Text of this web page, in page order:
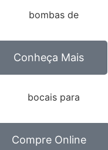
Conheça Mais
Compre Online